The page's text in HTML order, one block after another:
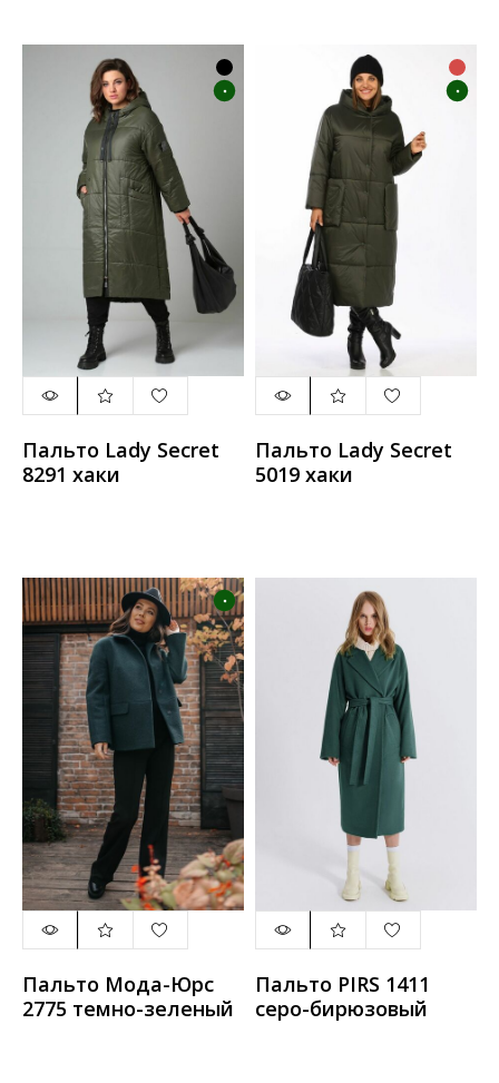
Пальто Lady Secret
8291 хаки
Пальто Lady Secret
5019 хаки
Пальто Мода-Юрс
2775 темно-зеленый
Пальто PIRS 1411
серо-бирюзовый